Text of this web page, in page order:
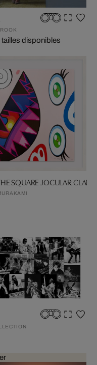
tailles disponibles
SQUARE JOCULAR CLAN